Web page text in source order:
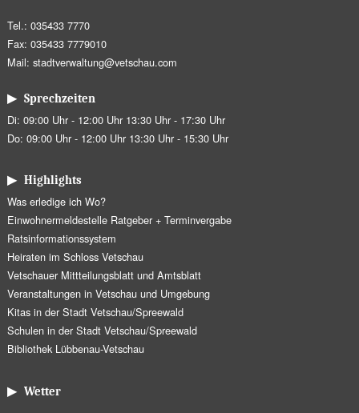
Tel.: 035433 7770
Fax: 035433 7779010
Mail: stadtverwaltung@vetschau.com
▶ Sprechzeiten
Di: 09:00 Uhr - 12:00 Uhr 13:30 Uhr - 17:30 Uhr
Do: 09:00 Uhr - 12:00 Uhr 13:30 Uhr - 15:30 Uhr
▶ Highlights
Was erledige ich Wo?
Einwohnermeldestelle Ratgeber + Terminvergabe
Ratsinformationssystem
Heiraten im Schloss Vetschau
Vetschauer Mittteilungsblatt und Amtsblatt
Veranstaltungen in Vetschau und Umgebung
Kitas in der Stadt Vetschau/Spreewald
Schulen in der Stadt Vetschau/Spreewald
Bibliothek Lübbenau-Vetschau
▶ Wetter